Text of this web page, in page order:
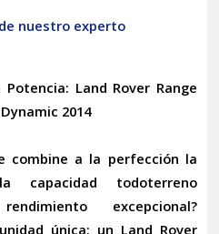
nuestro experto
Land Rover Range
2014
combine a la perfección la
capacidad todoterreno
excepcional?
única: un Land Rover